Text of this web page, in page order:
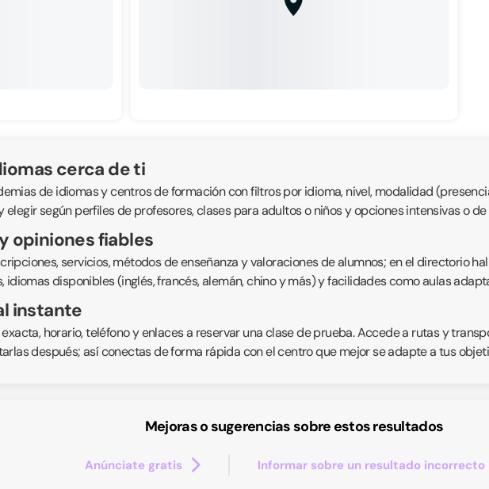
cerca de ti
de idiomas y centros de formación con filtros por idioma, nivel, modalidad
según perfiles de profesores, clases para adultos o niños y opciones intensivas o
opiniones fiables
servicios, métodos de enseñanza y valoraciones de alumnos; en el directorio
idiomas disponibles (inglés, francés, alemán, chino y más) y facilidades como aulas
instante
horario, teléfono y enlaces a reservar una clase de prueba. Accede a rutas y
después; así conectas de forma rápida con el centro que mejor se adapte a tus
Mejoras o sugerencias sobre estos resultados
Anúnciate gratis Informar sobre un resultado incorrecto